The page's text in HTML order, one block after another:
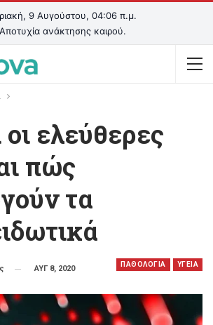
9 Αυγούστου, 04:06 π.μ.
Αποτυχία ανάκτησης καιρού.
οι ελεύθερες
πώς
τα
ΠΑΘΟΛΟΓΙΑ ΥΓΕΙΑ
ΑΥΓ 8, 2020